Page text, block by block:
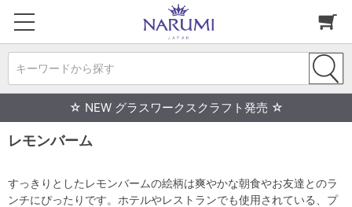
キーワードから探す
☆ NEW グラスワークスクラフト発売 ☆
レモンバーム
すっきりとしたレモンバームの絵柄は爽やかな朝食やお友達とのラ
ンチにぴったりです。ホテルやレストランでも使用されている、プ